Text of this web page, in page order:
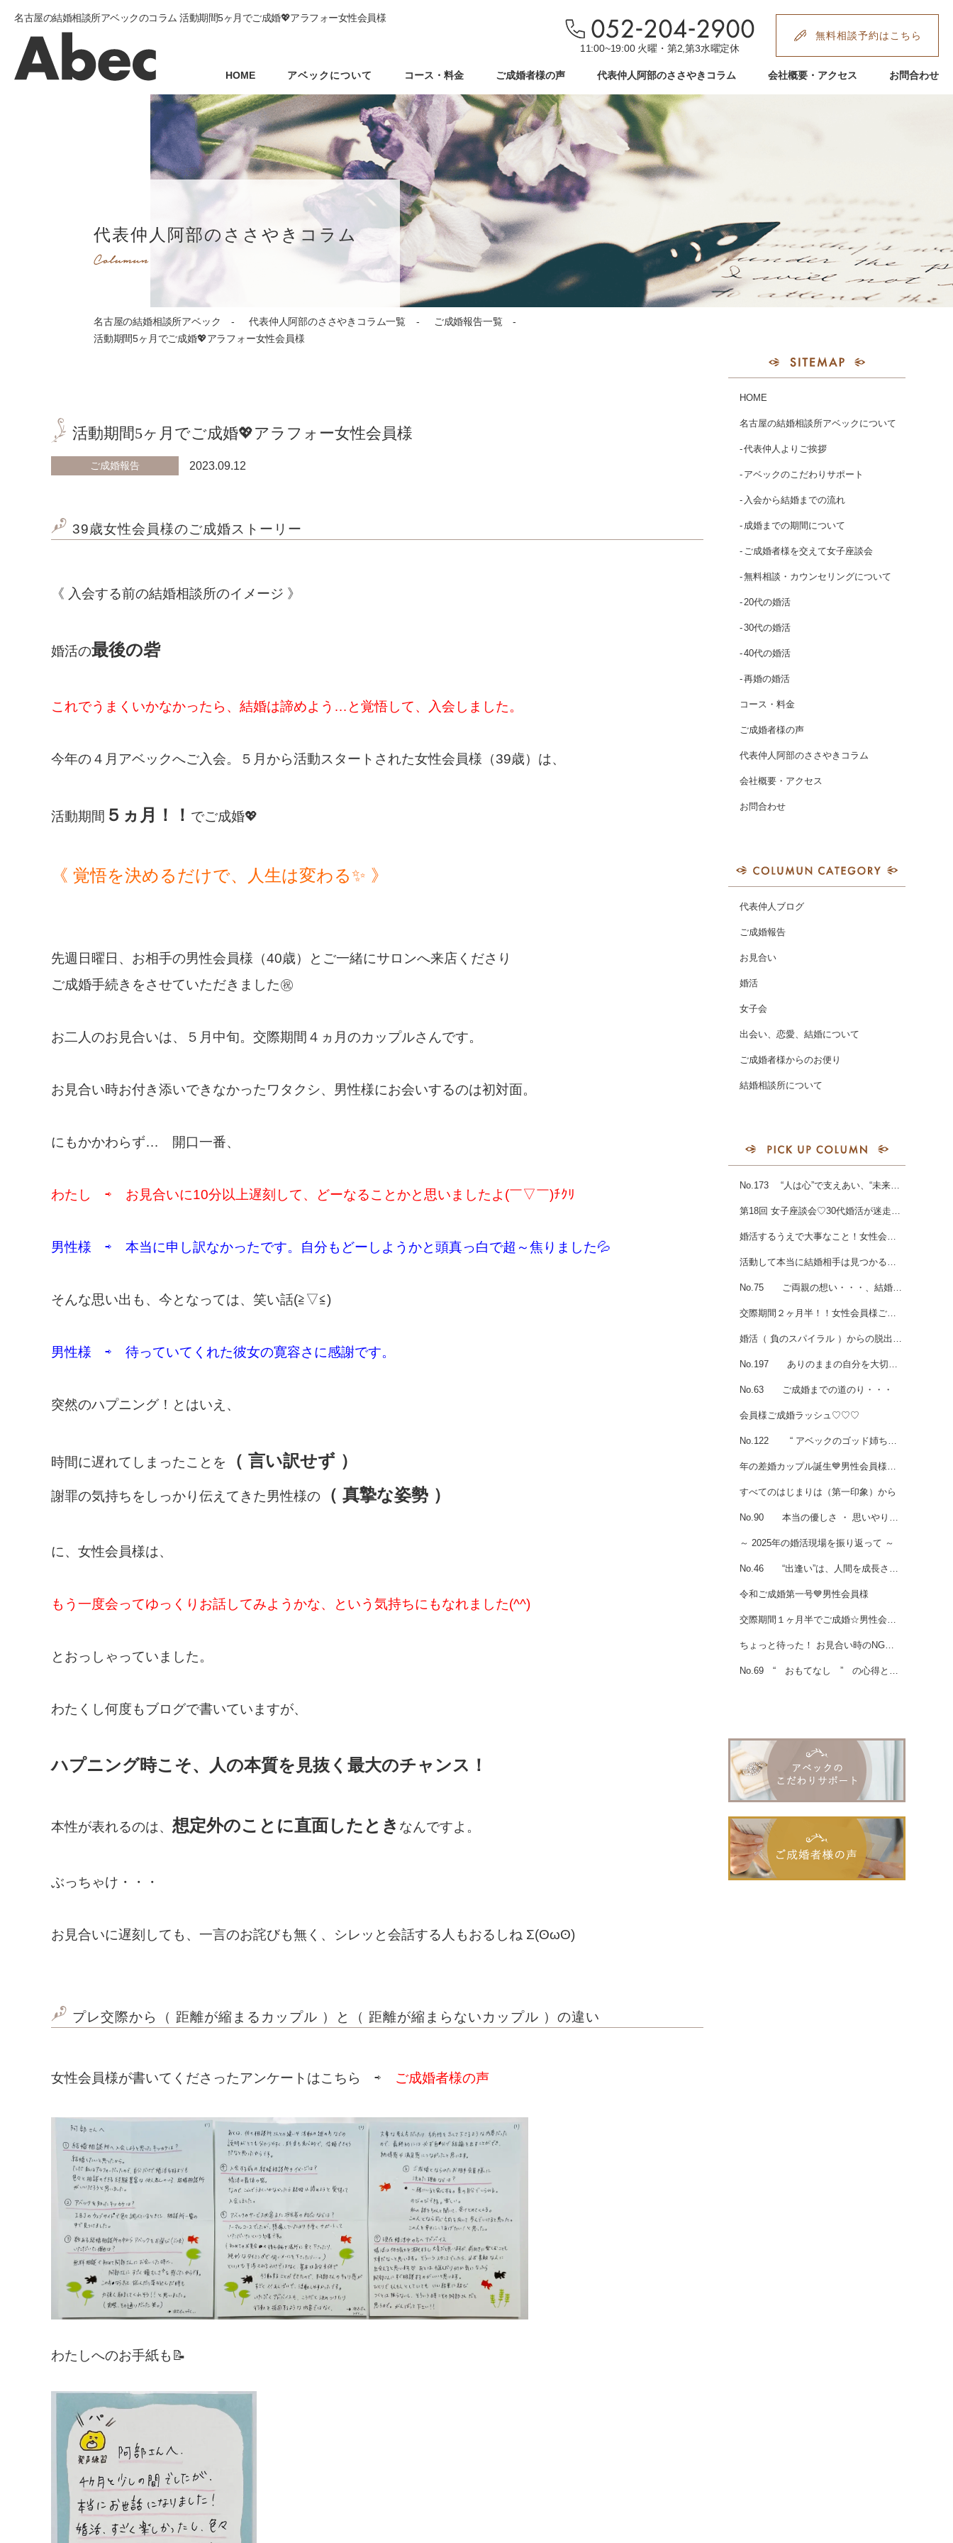
名古屋の結婚相談所アベックのコラム 活動期間5ヶ月でご成婚💖アラフォー女性会員様
11:00~19:00 火曜・第2,第3水曜定休
無料相談予約はこちら
HOME アベックについて コース・料金 ご成婚者様の声 代表仲人阿部のささやきコラム 会社概要・アクセス お問合わせ
代表仲人阿部のささやきコラム
名古屋の結婚相談所アベック 代表仲人阿部のささやきコラム一覧
ご成婚報告一覧
活動期間5ヶ月でご成婚💖アラフォー女性会員様
活動期間5ヶ月でご成婚💖アラフォー女性会員様
ご成婚報告 2023.09.12
39歳女性会員様のご成婚ストーリー
《 入会する前の結婚相談所のイメージ 》
婚活の最後の砦
これでうまくいかなかったら、結婚は諦めよう…と覚悟して、入会しました。
今年の４月アベックへご入会。５月から活動スタートされた女性会員様（39歳）は、
活動期間 ５ヵ月！！ でご成婚💖
《 覚悟を決めるだけで、人生は変わる✨ 》
先週日曜日、お相手の男性会員様（40歳）とご一緒にサロンへ来店くださり
ご成婚手続きをさせていただきました㊗
お二人のお見合いは、５月中旬。交際期間４ヵ月のカップルさんです。
お見合い時お付き添いできなかったワタクシ、男性様にお会いするのは初対面。
にもかかわらず… 開口一番、
わたし ⇨ お見合いに10分以上遅刻して、どーなることかと思いましたよ(￣▽￣)ﾁｸﾘ
男性様 ⇨ 本当に申し訳なかったです。自分もどーしようかと頭真っ白で超～焦りました💦
そんな思い出も、今となっては、笑い話(≧▽≦)
男性様 ⇨ 待っていてくれた彼女の寛容さに感謝です。
突然のハプニング！とはいえ、
時間に遅れてしまったことを （ 言い訳せず ）
謝罪の気持ちをしっかり伝えてきた男性様の （ 真摯な姿勢 ）
に、女性会員様は、
もう一度会ってゆっくりお話してみようかな、という気持ちにもなれました(^^)
とおっしゃっていました。
わたくし何度もブログで書いていますが、
ハプニング時こそ、人の本質を見抜く最大のチャンス！
本性が表れるのは、 想定外のことに直面したとき なんですよ。
ぶっちゃけ・・・
お見合いに遅刻しても、一言のお詫びも無く、シレッと会話する人もおるしね Σ(ʘωʘ)
プレ交際から（ 距離が縮まるカップル ）と（ 距離が縮まらないカップル ）の違い
女性会員様が書いてくださったアンケートはこちら ⇨ ご成婚者様の声
わたしへのお手紙も📝
HOME
名古屋の結婚相談所アベックについて
代表仲人よりご挨拶
アベックのこだわりサポート
入会から結婚までの流れ
成婚までの期間について
ご成婚者様を交えて女子座談会
無料相談・カウンセリングについて
20代の婚活
30代の婚活
40代の婚活
再婚の婚活
コース・料金
ご成婚者様の声
代表仲人阿部のささやきコラム
会社概要・アクセス
お問合わせ
代表仲人ブログ
ご成婚報告
お見合い
婚活
女子会
出会い、恋愛、結婚について
ご成婚者様からのお便り
結婚相談所について
No.173 “人は心”で支えあい、“未来は志”で支えあう！！
第18回 女子座談会♡30代婚活が迷走する最大の原因とは
婚活するうえで大事なこと！女性会員様ご成婚💖
活動して本当に結婚相手は見つかるの？女性会員様ご成婚♡
No.75 ご両親の想い・・・、結婚への想い・・・、
交際期間２ヶ月半！！女性会員様ご成婚♡
婚活（ 負のスパイラル ）からの脱出！！
No.197 ありのままの自分を大切にしてくれる人♪とご成婚☆
No.63 ご成婚までの道のり・・・
会員様ご成婚ラッシュ♡♡♡
No.122 “ アベックのゴッド姉ちゃん ” ！ ？ で、ガンバルぞ ～ ！ ！
年の差婚カップル誕生💙男性会員様ご成婚
すべてのはじまりは（第一印象）から
No.90 本当の優しさ ・ 思いやりは、お相手を何より一番大切に想う気持ちから♪♪♪
～ 2025年の婚活現場を振り返って ～
No.46 “出逢い”は、人間を成長させてくれるもの♪
令和ご成婚第一号💙男性会員様
交際期間１ヶ月半でご成婚☆男性会員様
ちょっと待った！ お見合い時のNG場面【 男性編 】
No.69 “ おもてなし ” の心得とは・・・・・。